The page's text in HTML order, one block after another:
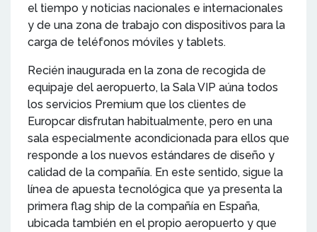
el tiempo y noticias nacionales e internacionales
y de una zona de trabajo con dispositivos para la
carga de teléfonos móviles y tablets.
Recién inaugurada en la zona de recogida de
equipaje del aeropuerto, la Sala VIP aúna todos
los servicios Premium que los clientes de
Europcar disfrutan habitualmente, pero en una
sala especialmente acondicionada para ellos que
responde a los nuevos estándares de diseño y
calidad de la compañía. En este sentido, sigue la
línea de apuesta tecnológica que ya presenta la
primera flag ship de la compañía en España,
ubicada también en el propio aeropuerto y que